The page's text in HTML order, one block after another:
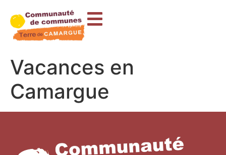
principal
Vacances en
Camargue